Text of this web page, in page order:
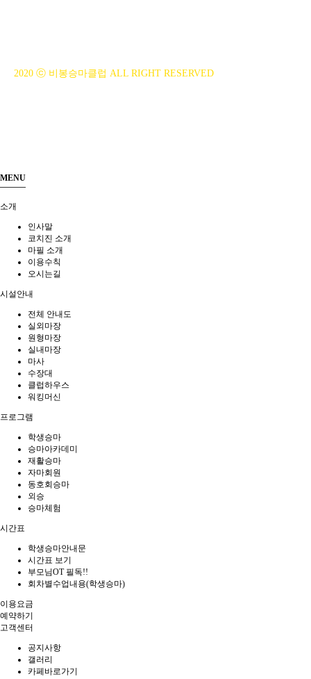
2020 ⓒ 비봉승마클럽 ALL RIGHT RESERVED
MENU
소개
인사말
코치진 소개
마필 소개
이용수칙
오시는길
시설안내
전체 안내도
실외마장
원형마장
실내마장
마사
수장대
클럽하우스
워킹머신
프로그램
학생승마
승마아카데미
재활승마
자마회원
동호회승마
외승
승마체험
시간표
학생승마안내문
시간표 보기
부모님OT 필독!!
회차별수업내용(학생승마)
이용요금
예약하기
고객센터
공지사항
갤러리
카페바로가기